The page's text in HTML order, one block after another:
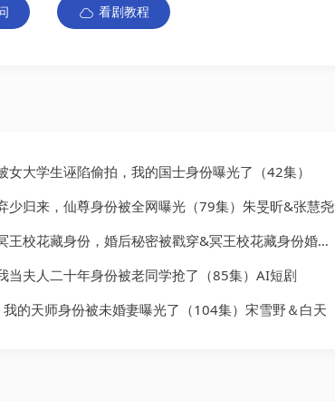
看剧教程
女大学生诬陷偷拍，我的国士身份曝光了（42集）
少归来，仙尊身份被全网曝光（79集）朱旻昕&张慧尧
王校花藏身份，婚后秘密被戳穿&冥王校花藏身份婚后秘密被戳穿（35集）AI短剧
当夫人二十年身份被老同学抢了（85集）AI短剧
我的天师身份被未婚妻曝光了（104集）宋雪野＆白天